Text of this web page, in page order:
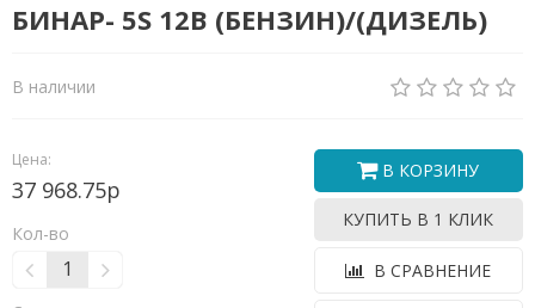
БИНАР- 5S 12В (БЕНЗИН)/(ДИЗЕЛЬ)
В наличии
Цена:
37 968.75р
Кол-во
В КОРЗИНУ
КУПИТЬ В 1 КЛИК
В СРАВНЕНИЕ